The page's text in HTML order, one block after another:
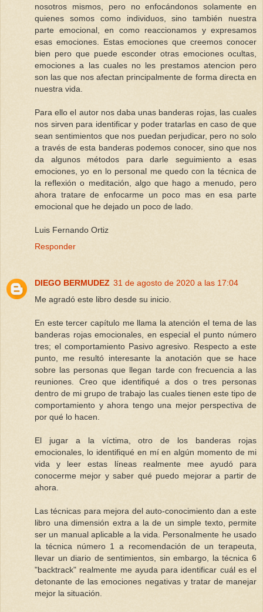
nosotros mismos, pero no enfocándonos solamente en
quienes somos como individuos, sino también nuestra
parte emocional, en como reaccionamos y expresamos
esas emociones. Estas emociones que creemos conocer
bien pero que puede esconder otras emociones ocultas,
emociones a las cuales no les prestamos atencion pero
son las que nos afectan principalmente de forma directa en
nuestra vida.
Para ello el autor nos daba unas banderas rojas, las cuales
nos sirven para identificar y poder tratarlas en caso de que
sean sentimientos que nos puedan perjudicar, pero no solo
a través de esta banderas podemos conocer, sino que nos
da algunos métodos para darle seguimiento a esas
emociones, yo en lo personal me quedo con la técnica de
la reflexión o meditación, algo que hago a menudo, pero
ahora tratare de enfocarme un poco mas en esa parte
emocional que he dejado un poco de lado.
Luis Fernando Ortiz
Responder
DIEGO BERMUDEZ 31 de agosto de 2020 a las 17:04
Me agradó este libro desde su inicio.
En este tercer capítulo me llama la atención el tema de las
banderas rojas emocionales, en especial el punto número
tres; el comportamiento Pasivo agresivo. Respecto a este
punto, me resultó interesante la anotación que se hace
sobre las personas que llegan tarde con frecuencia a las
reuniones. Creo que identifiqué a dos o tres personas
dentro de mi grupo de trabajo las cuales tienen este tipo de
comportamiento y ahora tengo una mejor perspectiva de
por qué lo hacen.
El jugar a la víctima, otro de los banderas rojas
emocionales, lo identifiqué en mí en algún momento de mi
vida y leer estas líneas realmente mee ayudó para
conocerme mejor y saber qué puedo mejorar a partir de
ahora.
Las técnicas para mejora del auto-conocimiento dan a este
libro una dimensión extra a la de un simple texto, permite
ser un manual aplicable a la vida. Personalmente he usado
la técnica número 1 a recomendación de un terapeuta,
llevar un diario de sentimientos, sin embargo, la técnica 6
"backtrack" realmente me ayuda para identificar cuál es el
detonante de las emociones negativas y tratar de manejar
mejor la situación.